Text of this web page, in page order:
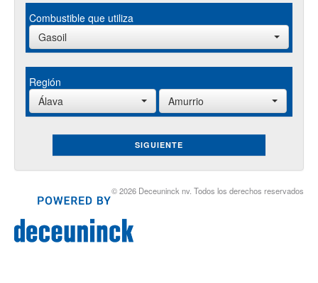
Combustible que utiliza
Gasoil
Región
Álava
Amurrio
SIGUIENTE
© 2026 Deceuninck nv. Todos los derechos reservados